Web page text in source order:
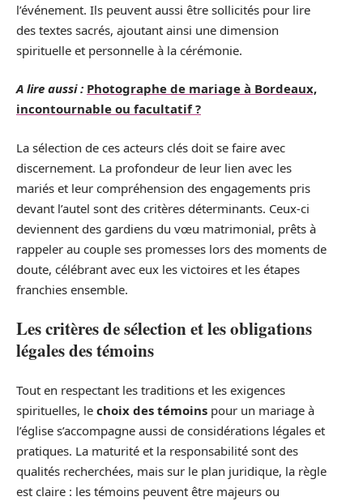
l’événement. Ils peuvent aussi être sollicités pour lire
des textes sacrés, ajoutant ainsi une dimension
spirituelle et personnelle à la cérémonie.
A lire aussi : Photographe de mariage à Bordeaux,
incontournable ou facultatif ?
La sélection de ces acteurs clés doit se faire avec
discernement. La profondeur de leur lien avec les
mariés et leur compréhension des engagements pris
devant l’autel sont des critères déterminants. Ceux-ci
deviennent des gardiens du vœu matrimonial, prêts à
rappeler au couple ses promesses lors des moments de
doute, célébrant avec eux les victoires et les étapes
franchies ensemble.
Les critères de sélection et les obligations
légales des témoins
Tout en respectant les traditions et les exigences
spirituelles, le choix des témoins pour un mariage à
l’église s’accompagne aussi de considérations légales et
pratiques. La maturité et la responsabilité sont des
qualités recherchées, mais sur le plan juridique, la règle
est claire : les témoins peuvent être majeurs ou